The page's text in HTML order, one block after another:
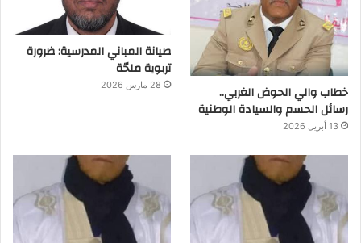
خطاب والي الحوض الغربي..
رسائل الحسم والسيادة الوطنية
13 أبريل 2026
صيانة المباني المدرسية: ضرورة
تربوية ملحّة
28 مارس 2026